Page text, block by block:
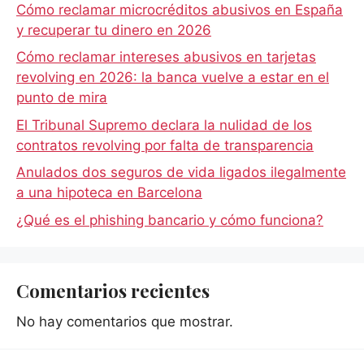
Cómo reclamar microcréditos abusivos en España
y recuperar tu dinero en 2026
Cómo reclamar intereses abusivos en tarjetas
revolving en 2026: la banca vuelve a estar en el
punto de mira
El Tribunal Supremo declara la nulidad de los
contratos revolving por falta de transparencia
Anulados dos seguros de vida ligados ilegalmente
a una hipoteca en Barcelona
¿Qué es el phishing bancario y cómo funciona?
Comentarios recientes
No hay comentarios que mostrar.